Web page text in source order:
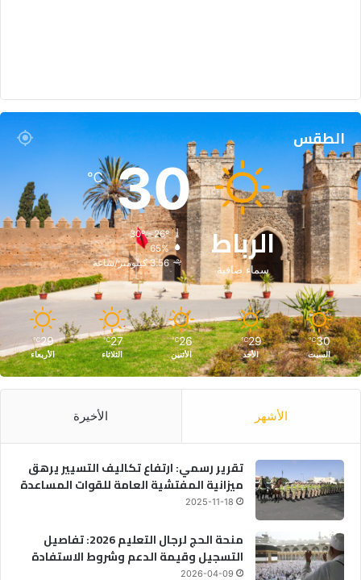
الطقس
الرباط
سماء صافية
30
℃
30º - 26º
65%
3.56 كيلومتر/ساعة
30
℃
السبت
29
℃
الأحد
26
℃
الأثنين
27
℃
الثلاثاء
29
℃
الأربعاء
الأشهر الأخيرة
تقرير رسمي: ارتفاع تكاليف التسيير يرهق
ميزانية المفتشية العامة للقوات المساعدة
2025-11-18
منحة الحج لرجال التعليم 2026: تفاصيل
التسجيل وقيمة الدعم وشروط الاستفادة
2026-04-09